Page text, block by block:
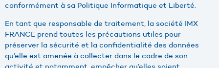
conformément à sa Politique Informatique et Liberté.
En tant que responsable de traitement, la société IMX
FRANCE prend toutes les précautions utiles pour
préserver la sécurité et la confidentialité des données
qu’elle est amenée à collecter dans le cadre de son